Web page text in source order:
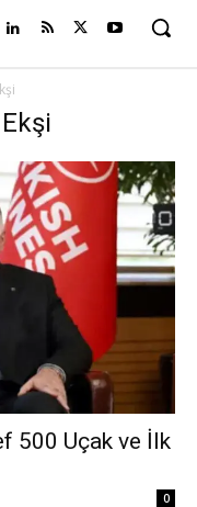
500 Uçak ve İlk
0